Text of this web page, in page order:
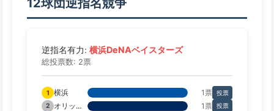
12球団逆指名競争
逆指名有力: 横浜DeNAベイスターズ
総投票数: 2票
1 横浜 1票 投票
2
オリックス 1票 投票